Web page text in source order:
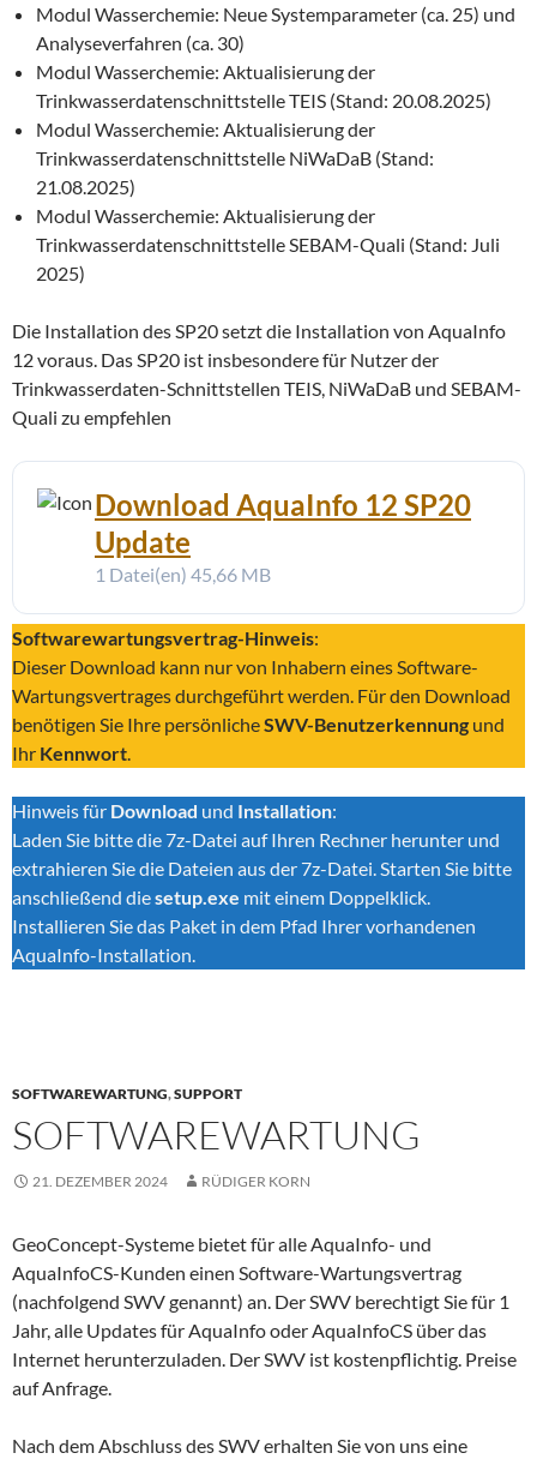
Modul Wasserchemie: Neue Systemparameter (ca. 25) und
Analyseverfahren (ca. 30)
Modul Wasserchemie: Aktualisierung der
Trinkwasserdatenschnittstelle TEIS (Stand: 20.08.2025)
Modul Wasserchemie: Aktualisierung der
Trinkwasserdatenschnittstelle NiWaDaB (Stand:
21.08.2025)
Modul Wasserchemie: Aktualisierung der
Trinkwasserdatenschnittstelle SEBAM-Quali (Stand: Juli
2025)
Die Installation des SP20 setzt die Installation von AquaInfo
12 voraus. Das SP20 ist insbesondere für Nutzer der
Trinkwasserdaten-Schnittstellen TEIS, NiWaDaB und SEBAM-
Quali zu empfehlen
Download AquaInfo 12 SP20
Update
1 Datei(en) 45,66 MB
Softwarewartungsvertrag-Hinweis:
Dieser Download kann nur von Inhabern eines Software-
Wartungsvertrages durchgeführt werden. Für den Download
benötigen Sie Ihre persönlicheSWV-Benutzerkennung und
Ihr Kennwort.
Hinweis für Download und Installation:
Laden Sie bitte die 7z-Datei auf Ihren Rechner herunter und
extrahieren Sie die Dateien aus der 7z-Datei. Starten Sie bitte
anschließend diesetup.exe mit einem Doppelklick.
Installieren Sie das Paket in dem Pfad Ihrer vorhandenen
AquaInfo-Installation.
SOFTWAREWARTUNG,SUPPORT
SOFTWAREWARTUNG
21. DEZEMBER 2024 RÜDIGER KORN
GeoConcept-Systeme bietet für alle AquaInfo- und
AquaInfoCS-Kunden einen Software-Wartungsvertrag
(nachfolgend SWV genannt) an. Der SWV berechtigt Sie für 1
Jahr, alle Updates für AquaInfo oder AquaInfoCS über das
Internet herunterzuladen. Der SWV ist kostenpflichtig. Preise
auf Anfrage.
Nach dem Abschluss des SWV erhalten Sie von uns eine